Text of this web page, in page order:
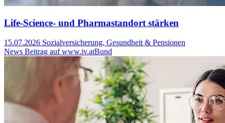
Life-Science- und Pharmastandort stärken
15.07.2026 Sozialversicherung, Gesundheit & Pensionen
News Beitrag auf www.iv.atBund